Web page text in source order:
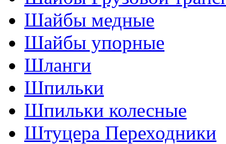
Шайбы медные
Шайбы упорные
Шланги
Шпильки
Шпильки колесные
Штуцера Переходники